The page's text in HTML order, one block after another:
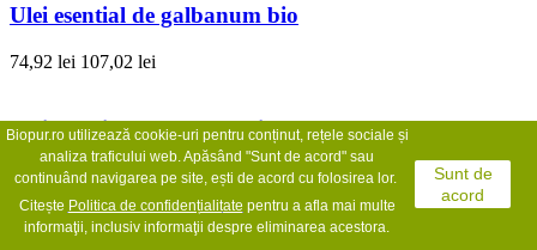
Ulei esential de galbanum bio
74,92 lei 107,02 lei
Ulei esential absolut de mimoza
98,06 lei 140,08 lei
Ulei esential absolut de...
Biopur.ro utilizează cookie-uri pentru conținut, rețele sociale și
analiza traficului web. Apăsând "Sunt de acord" sau
continuând navigarea pe site, ești de acord cu folosirea lor.
Citește Politica de confidențialitate pentru a afla mai multe
informaţii, inclusiv informaţii despre eliminarea acestora.
Sunt de
acord